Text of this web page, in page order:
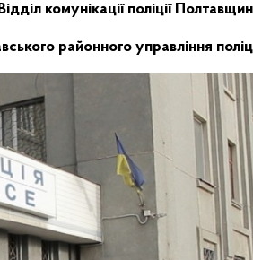
комунікації поліції
районного управління